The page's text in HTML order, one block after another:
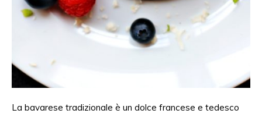
La bavarese tradizionale è un dolce francese e tedesco